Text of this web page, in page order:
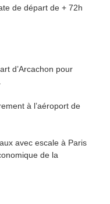
de départ de + 72h
d’Arcachon pour
à l’aéroport de
avec escale à Paris
de la